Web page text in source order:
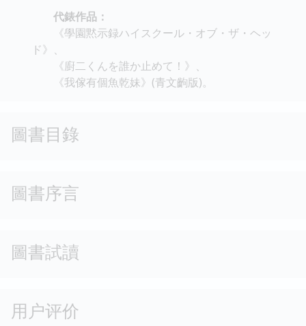
代錶作品：
《學園黙示録ハイスクール・オブ・ザ・ヘッ
ド》、
《廚二くんを誰か止めて！》、
《我傢有個魚乾妹》(青文齣版)。
圖書目錄
圖書序言
圖書試讀
用户评价